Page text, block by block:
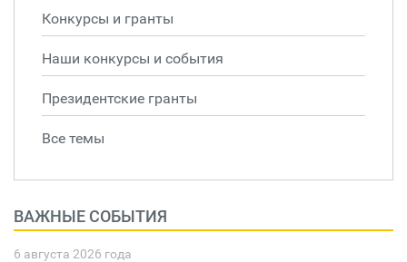
Конкурсы и гранты
Наши конкурсы и события
Президентские гранты
Все темы
ВАЖНЫЕ СОБЫТИЯ
6 августа 2026 года